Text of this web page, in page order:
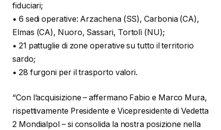
fiduciari;
• 6 sedi operative: Arzachena (SS), Carbonia (CA),
Elmas (CA), Nuoro, Sassari, Tortolì (NU);
• 21 pattuglie di zone operative su tutto il territorio
sardo;
• 28 furgoni per il trasporto valori.
“Con l’acquisizione – affermano Fabio e Marco Mura,
rispettivamente Presidente e Vicepresidente di Vedetta
2 Mondialpol – si consolida la nostra posizione nella